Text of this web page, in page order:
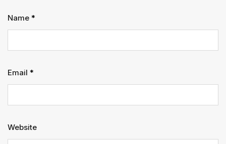
Name *
Email *
Website